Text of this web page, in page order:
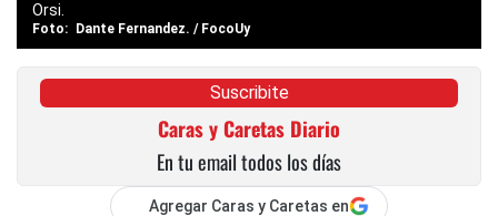
Orsi.
Dante Fernandez. / FocoUy
Suscribite
Caras y Caretas Diario
En tu email todos los días
Agregar Caras y Caretas en